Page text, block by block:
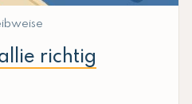
richtig